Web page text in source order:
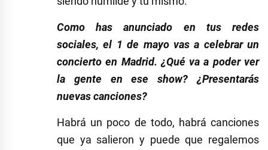
Como has anunciado en tus redes
sociales, el 1 de mayo vas a celebrar un
concierto en Madrid. ¿Qué va a poder ver
la gente en ese show? ¿Presentarás
nuevas canciones?
Habrá un poco de todo, habrá canciones
que ya salieron y puede que regalemos